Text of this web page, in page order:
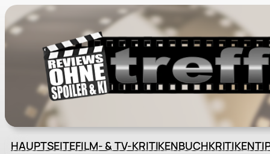
Zum
Inhalt
springen
HAUPTSEITEFILM- & TV-KRITIKENBUCHKRITIKEN